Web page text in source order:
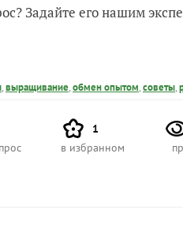
Задайте его нашим
,выращивание,обмен опытом,советы,
1
в избранном